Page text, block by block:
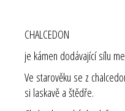
CHALCEDON
je kámen dodávající sílu
Ve starověku se z
si laskavě a štědře.